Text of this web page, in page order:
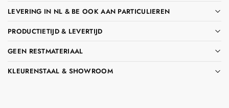
LEVERING IN NL & BE OOK AAN PARTICULIEREN
PRODUCTIETIJD & LEVERTIJD
GEEN RESTMATERIAAL
KLEURENSTAAL & SHOWROOM